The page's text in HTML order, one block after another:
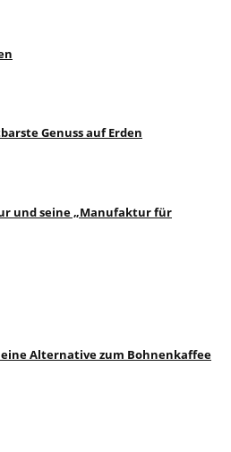
Genuss auf Erden
und seine „Manufaktur für
Alternative zum Bohnenkaffee